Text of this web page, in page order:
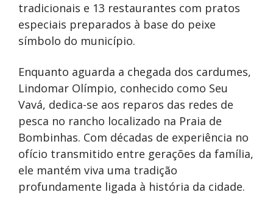
tradicionais e 13 restaurantes com pratos
especiais preparados à base do peixe
símbolo do município.
Enquanto aguarda a chegada dos cardumes,
Lindomar Olímpio, conhecido como Seu
Vavá, dedica-se aos reparos das redes de
pesca no rancho localizado na Praia de
Bombinhas. Com décadas de experiência no
ofício transmitido entre gerações da família,
ele mantém viva uma tradição
profundamente ligada à história da cidade.